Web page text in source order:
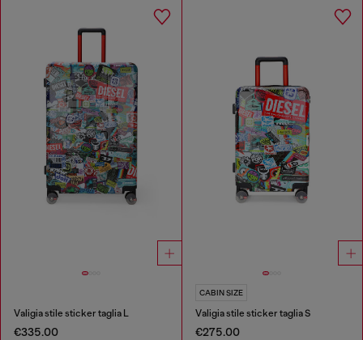
Valigia stile sticker taglia L
€335.00
CABIN SIZE
Valigia stile sticker taglia S
€275.00